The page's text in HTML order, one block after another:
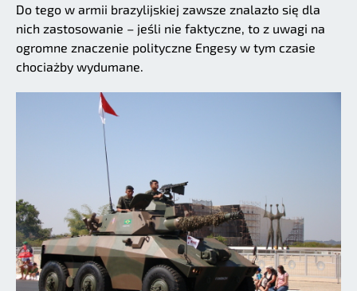
Do tego w armii brazylijskiej zawsze znalazło się dla
nich zastosowanie – jeśli nie faktyczne, to z uwagi na
ogromne znaczenie polityczne Engesy w tym czasie
chociażby wydumane.